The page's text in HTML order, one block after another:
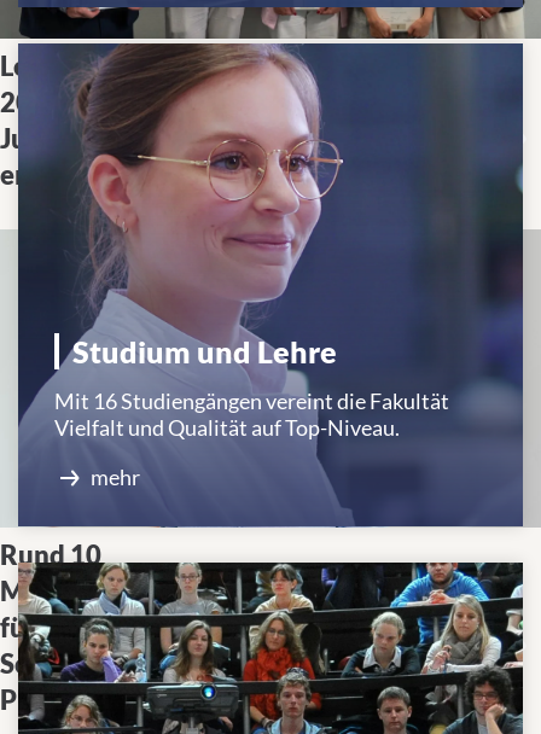
Lehrpreise
2025: Die
Jury hat
entschieden!
Die Medizinische Fakultät
Tübingen hat die SPIRIT-
Lehrpreise an herausragende
Dozierende verliehen.
Rund 10
Millionen Euro
für Clinician
Scientist
Programme
Förderung schlägt Brücke
zwischen Labor und Klinik
und stärkt ärztlichen
Nachwuchs in der
Forschung
Studium und Lehre
Mit 16 Studiengängen vereint die Fakultät
Vielfalt und Qualität auf Top-Niveau.
mehr